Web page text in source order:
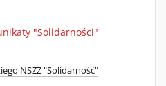
"Solidarności"
NSZZ "Solidarność"